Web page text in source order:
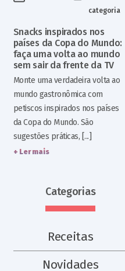
categoria
Snacks inspirados nos
países da Copa do Mundo:
faça uma volta ao mundo
sem sair da frente da TV
Monte uma verdadeira volta ao
mundo gastronômica com
petiscos inspirados nos países
da Copa do Mundo. São
sugestões práticas, [...]
+ Ler mais
Categorias
Receitas
Novidades